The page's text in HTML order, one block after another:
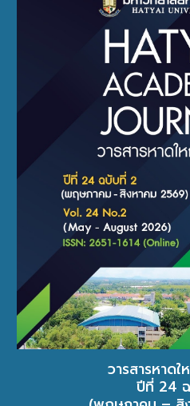
วารสารหาด
ปีที่ 24